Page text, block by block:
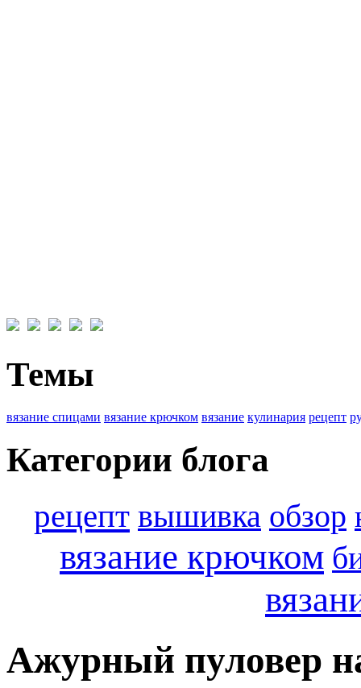
Темы
вязание спицами вязание крючком вязание кулинария рецепт
Категории блога
рецепт вышивка обзор
вязание крючком
Ажурный пуловер